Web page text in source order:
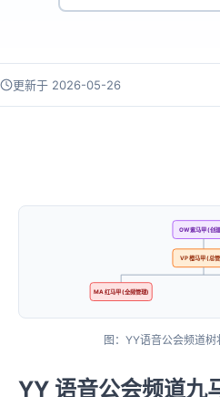
更新于 2026-05-26
OW 紫马甲 (创
VP 橙马甲 (总
MA 红马甲 (全频管理)
图：YY语音公会频道树
YY 语音公会频道九